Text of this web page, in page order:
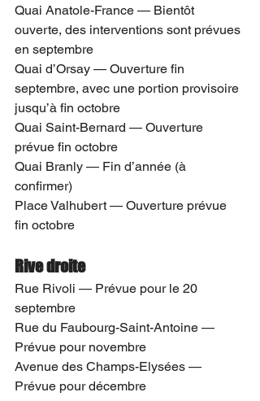
Quai Anatole-France — Bientôt
ouverte, des interventions sont prévues
en septembre
Quai d’Orsay — Ouverture fin
septembre, avec une portion provisoire
jusqu’à fin octobre
Quai Saint-Bernard — Ouverture
prévue fin octobre
Quai Branly — Fin d’année (à
confirmer)
Place Valhubert — Ouverture prévue
fin octobre
Rive droite
Rue Rivoli — Prévue pour le 20
septembre
Rue du Faubourg-Saint-Antoine —
Prévue pour novembre
Avenue des Champs-Elysées —
Prévue pour décembre